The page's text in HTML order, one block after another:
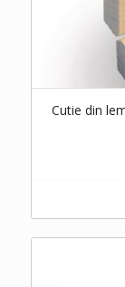
Cutie din